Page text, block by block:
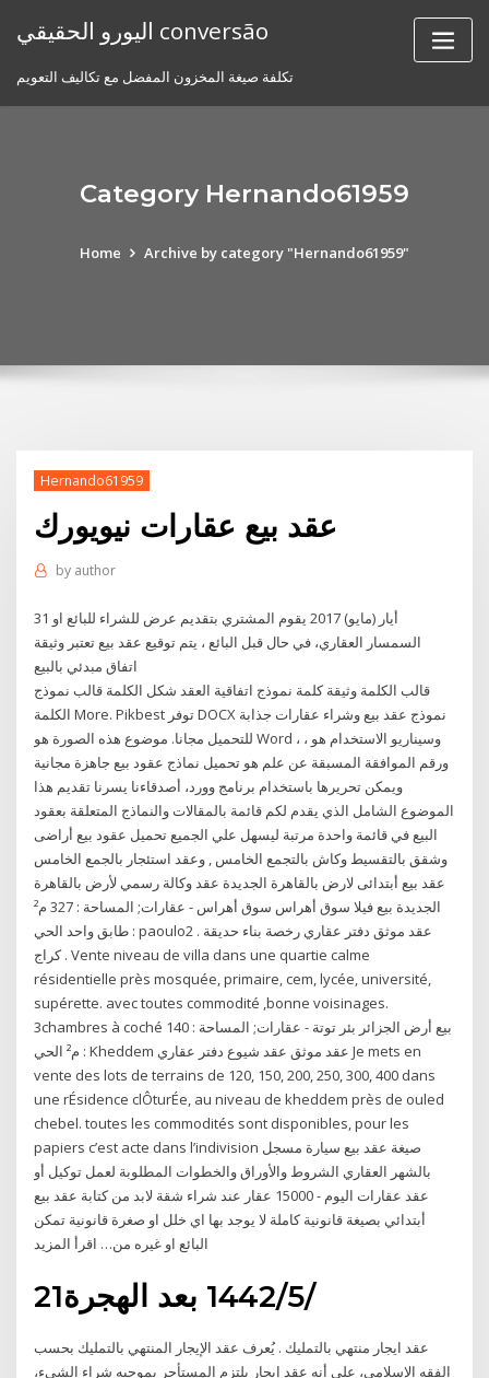
اليورو الحقيقي conversão
تكلفة صيغة المخزون المفضل مع تكاليف التعويم
Category Hernando61959
Home Archive by category "Hernando61959"
Hernando61959
عقد بيع عقارات نيويورك
by author
31 أيار (مايو) 2017 يقوم المشتري بتقديم عرض للشراء للبائع او
السمسار العقاري، في حال قبل البائع ، يتم توقيع عقد بيع تعتبر وثيقة
قالب الكلمة وثيقة كلمة نموذج اتفاقية العقد شكل الكلمة قالب نموذج
الكلمة More. Pikbest توفر DOCX نموذج عقد بيع وشراء عقارات جذابة
للتحميل مجانا. موضوع هذه الصورة هو Word ، وسيناريو الاستخدام هو ،
ورقم الموافقة المسبقة عن علم هو تحميل نماذج عقود بيع جاهزة مجانية
ويمكن تحريرها باستخدام برنامج وورد، أصدقاءنا يسرنا تقديم هذا
الموضوع الشامل الذي يقدم لكم قائمة بالمقالات والنماذج المتعلقة بعقود
البيع في قائمة واحدة مرتبة ليسهل علي الجميع تحميل عقود بيع أراضى
وشقق بالتقسيط وكاش بالتجمع الخامس , وعقد استئجار بالجمع الخامس
عقد بيع أبتدائى لارض بالقاهرة الجديدة عقد وكالة رسمي لأرض بالقاهرة
الجديدة بيع فيلا سوق أهراس سوق أهراس - عقارات; المساحة : 327 م²
طابق واحد الحي : paoulo2 عقد موثق دفتر عقاري رخصة بناء حديقة .
كراج . Vente niveau de villa dans une quartie calme
résidentielle près mosquée, primaire, cem, lycée, université,
supérette. avec toutes commodité ,bonne voisinages.
3chambres à coché بيع أرض الجزائر بئر توتة - عقارات; المساحة : 140
م² الحي : Kheddem عقد موثق عقد شيوع دفتر عقاري Je mets en
vente des lots de terrains de 120, 150, 200, 250, 300, 400 dans
une rÉsidence clÔturÉe, au niveau de kheddem près de ouled
chebel. toutes les commodités sont disponibles, pour les
papiers c’est acte dans l’indivision صيغة عقد بيع سيارة مسجل
بالشهر العقاري الشروط والأوراق والخطوات المطلوبة لعمل توكيل أو
عقد عقارات اليوم - 15000 عقار عند شراء شقة لابد من كتابة عقد بيع
أبتدائي بصيغة قانونية كاملة لا يوجد بها اي خلل او صغرة قانونية تمكن
البائع او غيره من… اقرأ المزيد
21‏‏/5‏‏/1442 بعد الهجرة
عقد ايجار منتهي بالتمليك . يُعرف عقد الإيجار المنتهي بالتمليك بحسب
الفقه الإسلامي، على أنه عقد إيجار يلتزم المستأجر بموجبه شراء الشيء،